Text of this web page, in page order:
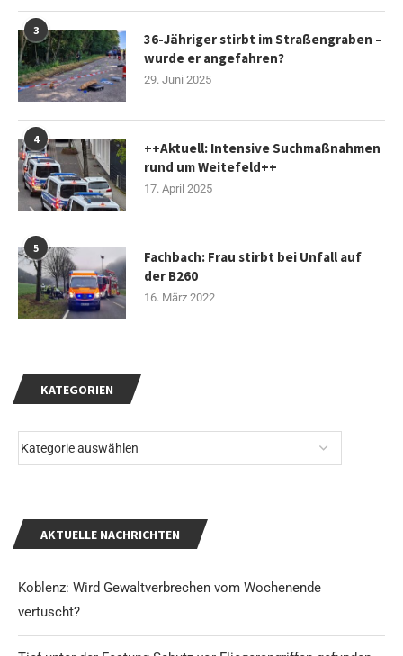
KATEGORIEN
AKTUELLE NACHRICHTEN
Koblenz: Wird Gewaltverbrechen vom Wochenende
vertuscht?
3
36-Jähriger stirbt im Straßengraben –
wurde er angefahren?
29. Juni 2025
4
++Aktuell: Intensive Suchmaßnahmen
rund um Weitefeld++
17. April 2025
5
Fachbach: Frau stirbt bei Unfall auf
der B260
16. März 2022